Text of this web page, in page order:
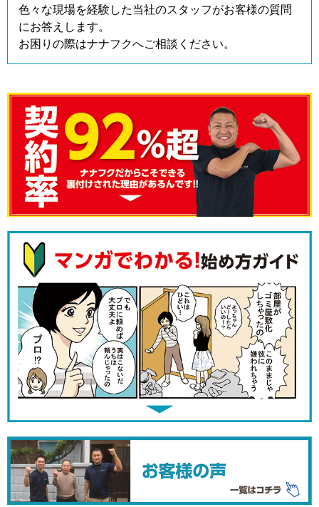
色々な現場を経験した当社のスタッフがお客様の質問
にお答えします。
お困りの際はナナフクへご相談ください。